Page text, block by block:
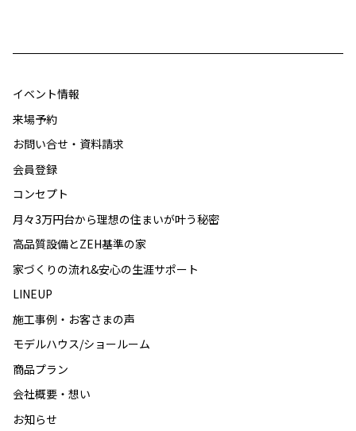
イベント情報
来場予約
お問い合せ・資料請求
会員登録
コンセプト
月々3万円台から理想の住まいが叶う秘密
高品質設備とZEH基準の家
家づくりの流れ&安心の生涯サポート
LINEUP
施工事例・お客さまの声
モデルハウス/ショールーム
商品プラン
会社概要・想い
お知らせ